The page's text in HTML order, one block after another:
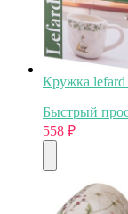
Кружка lefard
Быстрый
558 ₽